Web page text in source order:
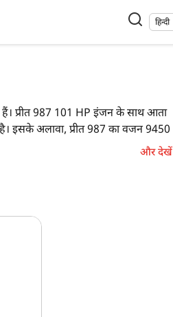
हिन्दी
प्रीत 987 101 HP इंजन के साथ आता
इसके अलावा, प्रीत 987 का वजन 9450
मक्का
और देखें